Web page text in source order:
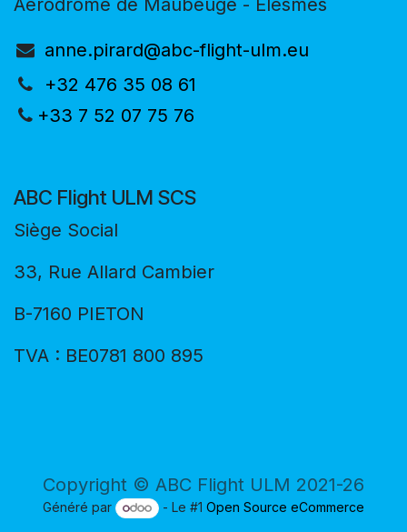
Aérodrome de Maubeuge - Elesmes
anne.pirard@abc-flight-ulm.eu
+32 476 35 08 61
+33 7 52 07 75 76
ABC Flight ULM SCS
Siège Social
33, Rue Allard Cambier
B-7160 PIETON
TVA : BE0781 800 895
Copyright © ABC Flight ULM 2021-26
Généré par - Le #1Open Source eCommerce